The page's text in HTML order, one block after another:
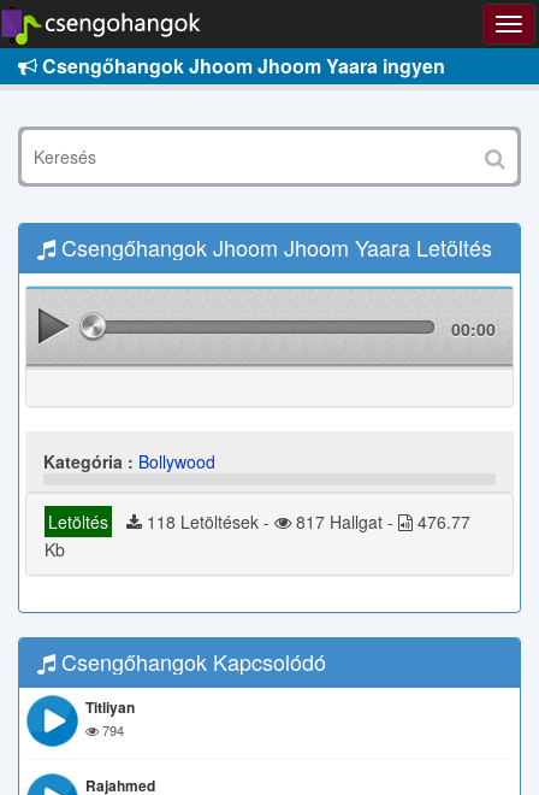
Csengőhangok Jhoom Jhoom Yaara ingyen
Csengőhangok Jhoom Jhoom Yaara Letöltés
00:00
Kategória : Bollywood
Letöltés 118 Letöltések - 817 Hallgat -
476.77
Kb
Csengőhangok Kapcsolódó
Titliyan
794
Rajahmed